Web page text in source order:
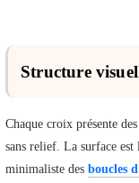
Structure
Chaque croix présente des
sans relief. La surface
minimaliste des boucles